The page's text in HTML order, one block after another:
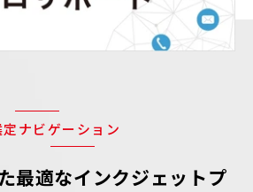
定ナビゲーション
最適なインクジェットプ